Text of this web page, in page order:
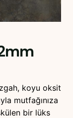
koyu oksit
mutfağınıza
bir lüks